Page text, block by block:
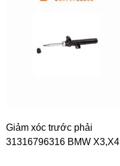
Giảm xóc trước phải
31316796316 BMW X3,X4